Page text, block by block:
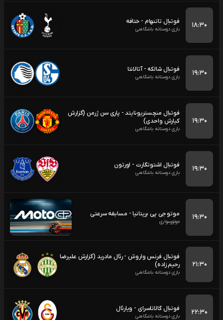
۱۸:۳۰ فوتبال تاتنهام - ختافه
بازی دوستانه باشگاهی
۱۹:۳۰ فوتبال شالکه - آتالانتا
بازی دوستانه باشگاهی
۱۹:۳۰
فوتبال منچستریونایتد - پاری سن ژرمن (گزارش
کیارش واحدی)
بازی دوستانه باشگاهی
۱۹:۳۰ فوتبال اشتوتگارت - اورتون
بازی دوستانه باشگاهی
۱۹:۳۰ موتو جی پی بریتانیا - مسابقه سرعتی
موتورسواری
۲۱:۳۰
فوتبال فرنس واروش - رئال مادرید (گزارش علیرضا
رحیم زاده)
بازی دوستانه باشگاهی
۲۲:۳۰ فوتبال گالاتاسرای - ویارئال
بازی دوستانه باشگاهی